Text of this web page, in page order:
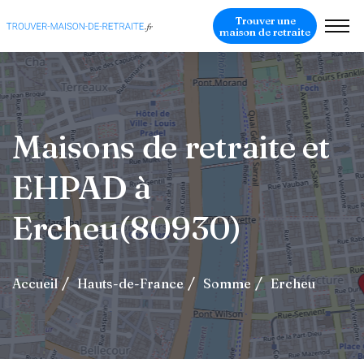
Trouver une
maison de retraite
Maisons de retraite et
EHPAD à
Ercheu(80930)
Accueil Hauts-de-France Somme Ercheu